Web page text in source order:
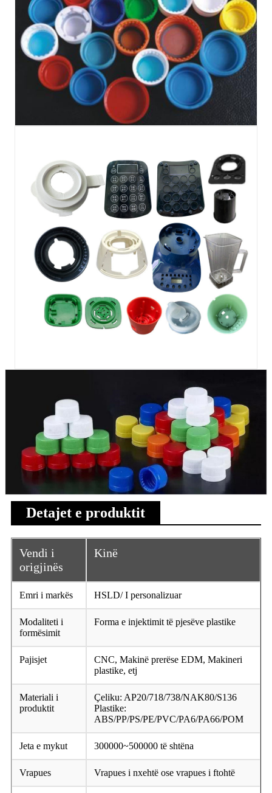
Detajet e produktit
Vendi i
origjinës
Kinë
Emri i markës HSLD/ I personalizuar
Modaliteti i
formësimit
Forma e injektimit të pjesëve plastike
Pajisjet
CNC, Makinë prerëse EDM, Makineri
plastike, etj
Materiali i
produktit
Çeliku: AP20/718/738/NAK80/S136
Plastike:
ABS/PP/PS/PE/PVC/PA6/PA66/POM
Jeta e mykut 300000~500000 të shtëna
Vrapues Vrapues i nxehtë ose vrapues i ftohtë